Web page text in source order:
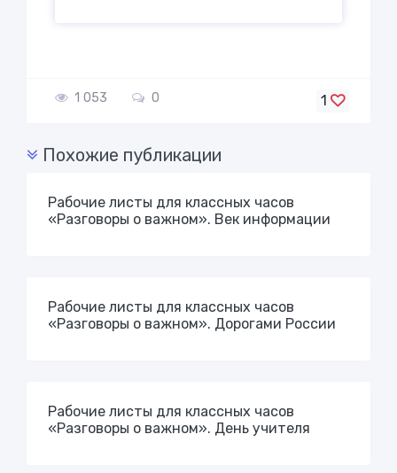
1 053 0 1
Похожие публикации
Рабочие листы для классных часов
«Разговоры о важном». Век информации
Рабочие листы для классных часов
«Разговоры о важном». Дорогами России
Рабочие листы для классных часов
«Разговоры о важном». День учителя